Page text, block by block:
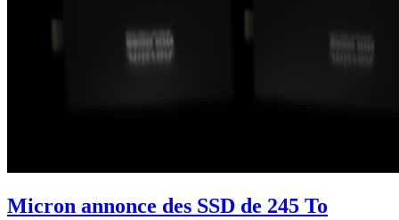
Micron annonce des SSD de 245 To